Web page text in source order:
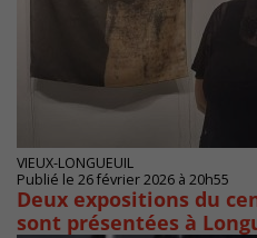
VIEUX-LONGUEUIL
Publié le 26 février 2026 à 20h55
Deux expositions du
sont présentées à